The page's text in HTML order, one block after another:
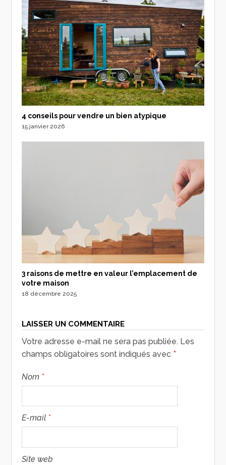
4 conseils pour vendre un bien atypique
15 janvier 2026
3 raisons de mettre en valeur l’emplacement de
votre maison
18 décembre 2025
LAISSER UN COMMENTAIRE
Votre adresse e-mail ne sera pas publiée. Les
champs obligatoires sont indiqués avec *
Nom *
E-mail *
Site web